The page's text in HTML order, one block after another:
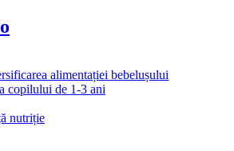
alimentației bebelușului
copilului de 1-3 ani
nutriție